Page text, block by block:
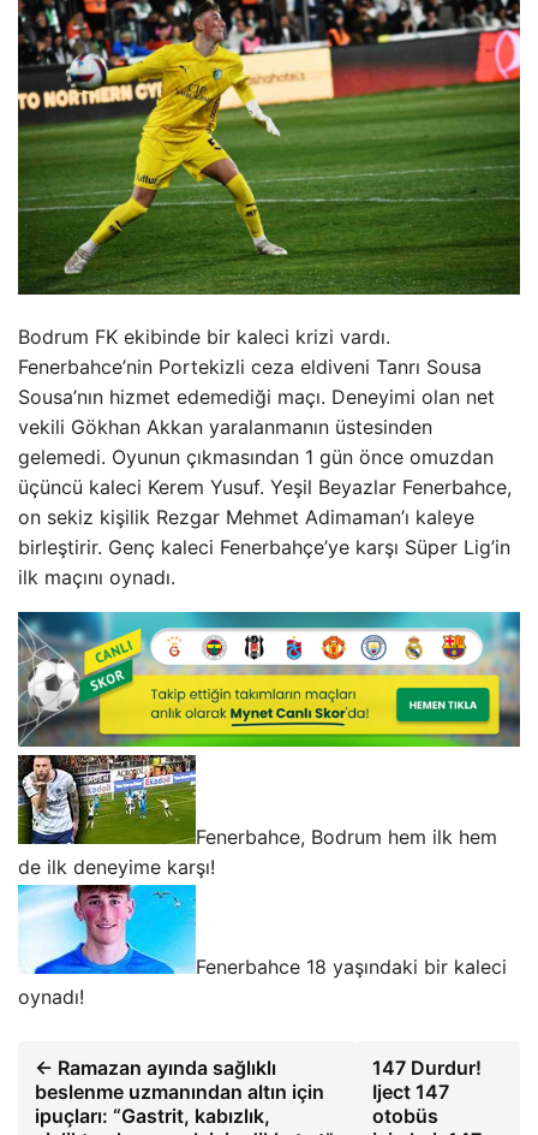
Bodrum FK ekibinde bir kaleci krizi vardı.
Fenerbahce’nin Portekizli ceza eldiveni Tanrı Sousa
Sousa’nın hizmet edemediği maçı. Deneyimi olan net
vekili Gökhan Akkan yaralanmanın üstesinden
gelemedi. Oyunun çıkmasından 1 gün önce omuzdan
üçüncü kaleci Kerem Yusuf. Yeşil Beyazlar Fenerbahce,
on sekiz kişilik Rezgar Mehmet Adimaman’ı kaleye
birleştirir. Genç kaleci Fenerbahçe’ye karşı Süper Lig’in
ilk maçını oynadı.
Fenerbahce, Bodrum hem ilk hem
de ilk deneyime karşı!
Fenerbahce 18 yaşındaki bir kaleci
oynadı!
← Ramazan ayında sağlıklı
beslenme uzmanından altın için
ipuçları: “Gastrit, kabızlık,
147 Durdur!
Iject 147
otobüs